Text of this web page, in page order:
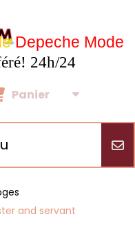
Depeche Mode
24h/24
Panier
and servant